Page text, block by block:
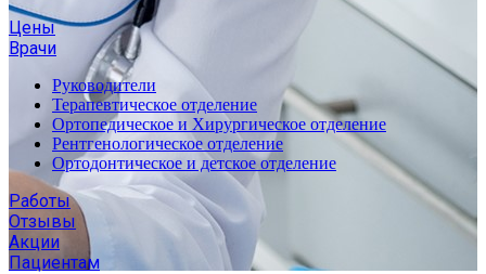
Цены
Врачи
Руководители
Терапевтическое отделение
Ортопедическое и Хирургическое отделение
Рентгенологическое отделение
Ортодонтическое и детское отделение
Работы
Отзывы
Акции
Пациентам